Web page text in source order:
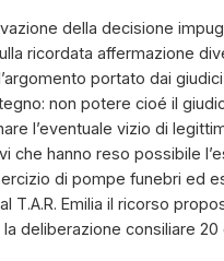
della decisione
ricordata affermazione
portato dai
non potere cioé il
l’eventuale vizio di
che hanno reso possibile
di pompe funebri ed
T.A.R. Emilia il ricorso
deliberazione consiliare 20